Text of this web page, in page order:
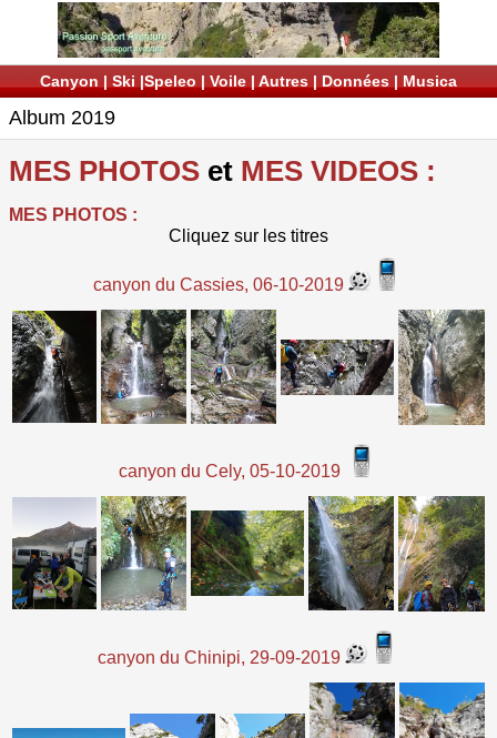
Canyon | Ski |Speleo | Voile | Autres | Données | Musica
Album 2019
MES PHOTOS et MES VIDEOS :
MES PHOTOS :
Cliquez sur les titres
canyon du Cassies, 06-10-2019
canyon du Cely, 05-10-2019
canyon du Chinipi, 29-09-2019